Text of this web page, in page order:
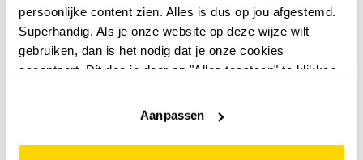
persoonlijke content zien. Alles is dus op jou afgestemd.
Superhandig. Als je onze website op deze wijze wilt
gebruiken, dan is het nodig dat je onze cookies
accepteert. Dit doe je door op "Alles toestaan" te klikken.
website niet optimaal functioneert.
Aanpassen